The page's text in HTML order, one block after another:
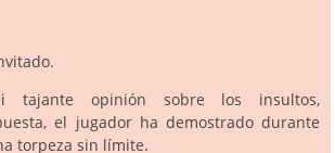
tajante opinión sobre los insultos,
el jugador ha demostrado durante
torpeza sin límite.